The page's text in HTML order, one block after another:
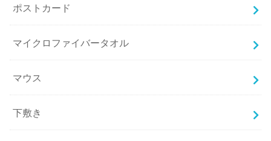
ポストカード
マイクロファイバータオル
マウス
下敷き